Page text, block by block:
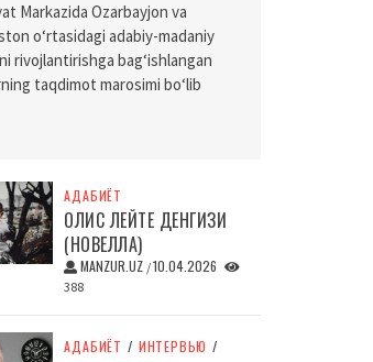
Markazida Ozarbayjon va
o‘rtasidagi adabiy-madaniy
rivojlantirishga bag‘ishlangan
taqdimot marosimi bo‘lib
АДАБИЁТ
ОЛИС ЛЕЙТЕ ДЕНГИЗИ
(НОВЕЛЛА)
MANZUR.UZ /10.04.2026
388
АДАБИЁТ / ИНТЕРВЬЮ /